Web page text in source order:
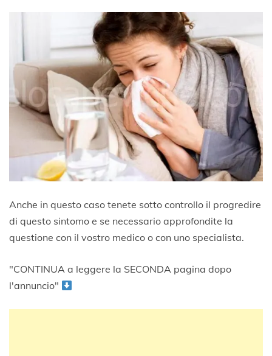
Anche in questo caso tenete sotto controllo il progredire
di questo sintomo e se necessario approfondite la
questione con il vostro medico o con uno specialista.
"CONTINUA a leggere la SECONDA pagina dopo
l'annuncio"